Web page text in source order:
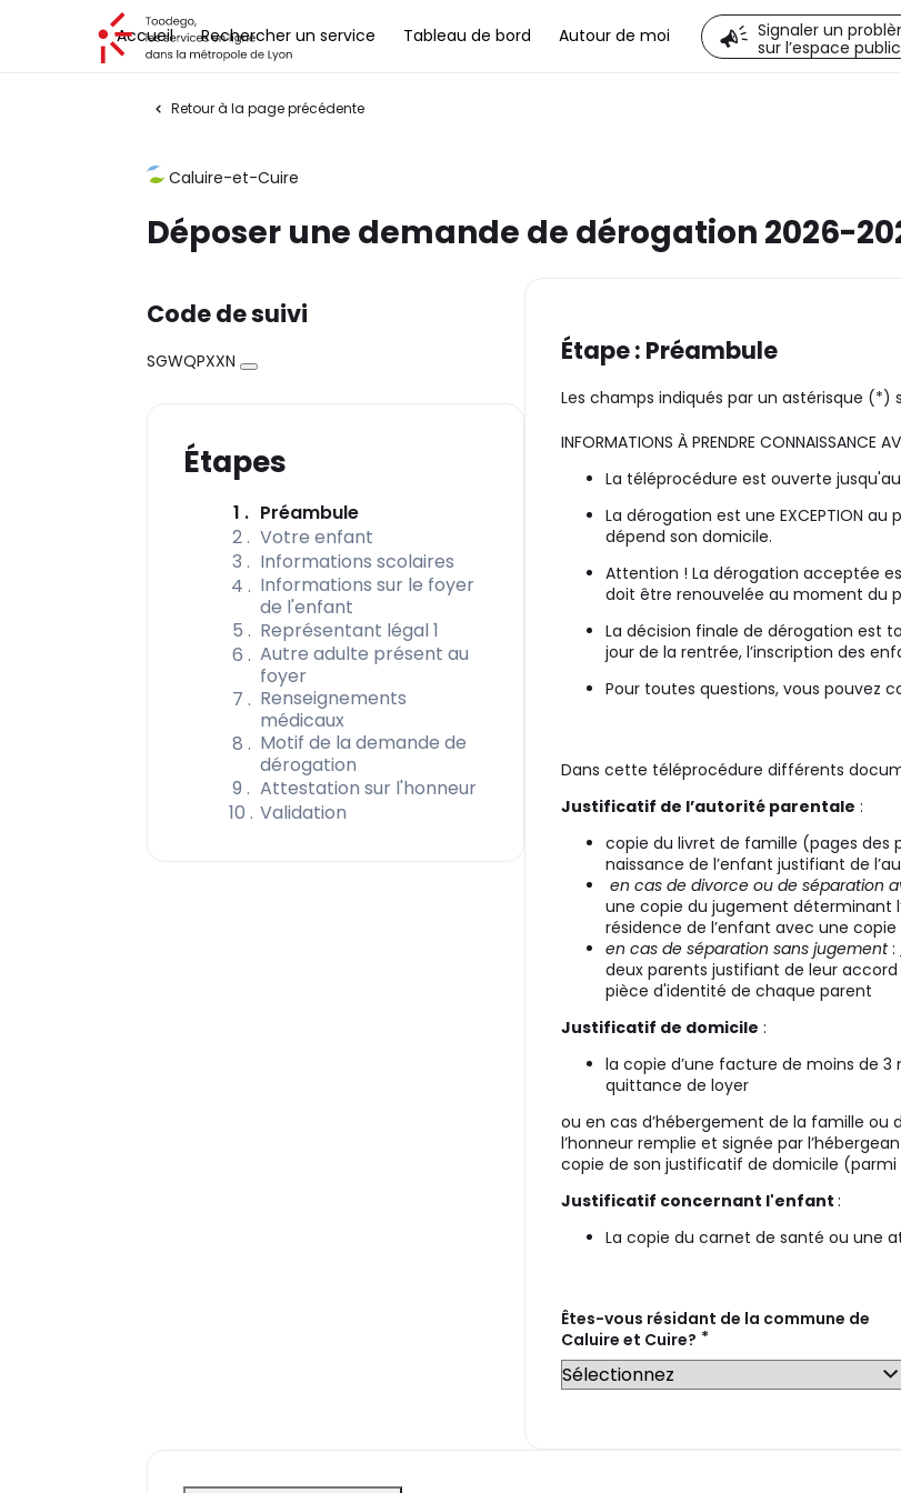
Accueil Rechercher un service Tableau de bord Autour de moi
Signaler un
sur l’espace public
Retour à la page précédente
Caluire-et-Cuire
Déposer une demande de dérogation 2026-
Code de suivi
SGWQPXXN
Copier
Étapes
1 Préambule(étape courante)
2
Votre enfant
3
Informations scolaires
4
Informations sur le foyer
de l'enfant
5
Représentant légal 1
6
Autre adulte présent au
foyer
7
Renseignements
médicaux
8
Motif de la demande de
dérogation
9
Attestation sur l'honneur
10
Validation
Étape : Préambule
Les champs indiqués par un astérisque (*)
INFORMATIONS À PRENDRE CONNAISSANCE
La téléprocédure est ouverte
La dérogation est une EXCEPTION
dépend son domicile.
Attention ! La dérogation acceptée
doit être renouvelée au moment du
La décision finale de dérogation est
jour de la rentrée, l’inscription des
Pour toutes questions, vous pouvez
Dans cette téléprocédure différents
Justificatif de l’autorité parentale :
copie du livret de famille (pages des
naissance de l’enfant justifiant de
en cas de divorce ou de séparation
une copie du jugement déterminant
résidence de l’enfant avec une
en cas de séparation sans jugement:
deux parents justifiant de leur
pièce d'identité de chaque parent
Justificatif de domicile :
la copie d’une facture de moins de
quittance de loyer
ou en cas d’hébergement de la famille ou
l’honneur remplie et signée par
copie de son justificatif de domicile (parmi
Justificatif concernant l'enfant :
La copie du carnet de santé ou une
Êtes-vous résidant de la commune de
Caluire et Cuire? *